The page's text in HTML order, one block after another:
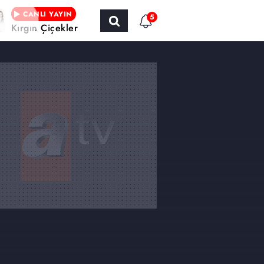
CANLI YAYIN
Kırgın Çiçekler
5